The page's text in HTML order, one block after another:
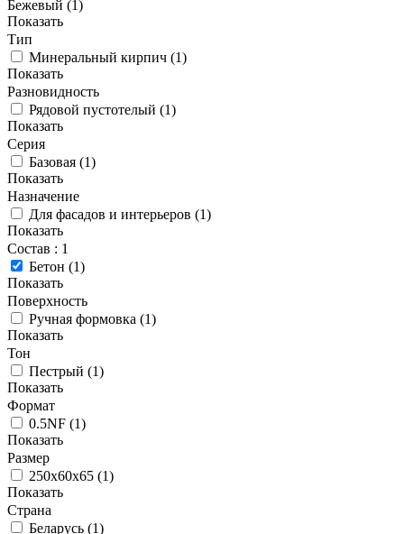
Бежевый (1 )
Показать
Тип
Минеральный кирпич (1)
Показать
Разновидность
Рядовой пустотелый (1)
Показать
Серия
Базовая (1)
Показать
Назначение
Для фасадов и интерьеров (1)
Показать
Состав : 1
Бетон (1)
Показать
Поверхность
Ручная формовка (1)
Показать
Тон
Пестрый (1)
Показать
Формат
0.5NF (1)
Показать
Размер
250х60х65 (1)
Показать
Страна
Беларусь (1)